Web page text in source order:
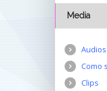
Media
Audios
Como
Clips